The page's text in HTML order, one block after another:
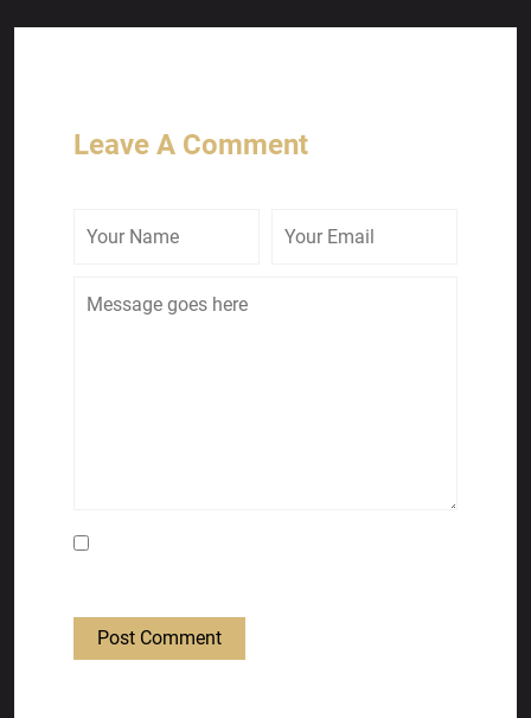
Leave A Comment
Post Comment